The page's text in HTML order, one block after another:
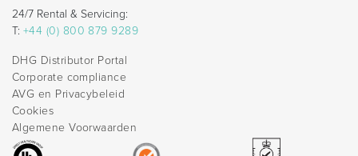
24/7 Rental & Servicing:
T: +44 (0) 800 879 9289
DHG Distributor Portal
Corporate compliance
AVG en Privacybeleid
Cookies
Algemene Voorwaarden